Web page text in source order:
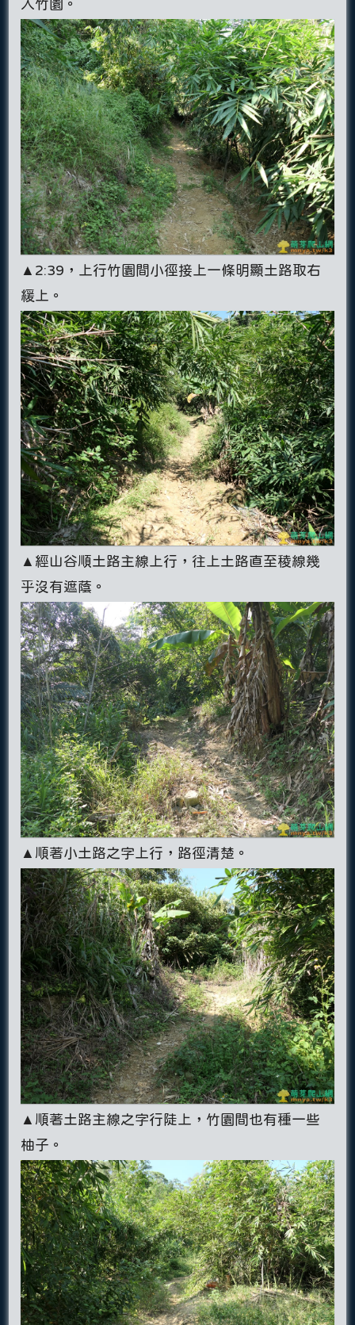
入竹園。
▲2:39，上行竹園間小徑接上一條明顯土路取右
緩上。
▲經山谷順土路主線上行，往上土路直至稜線幾
乎沒有遮蔭。
▲順著小土路之字上行，路徑清楚。
▲順著土路主線之字行陡上，竹園間也有種一些
柚子。